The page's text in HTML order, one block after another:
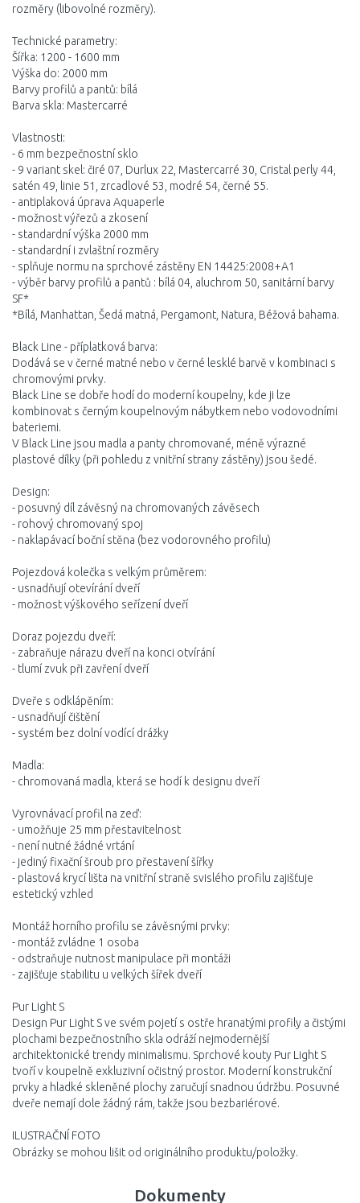
rozměry (libovolné rozměry).
Technické parametry:
Šířka: 1200 - 1600 mm
Výška do: 2000 mm
Barvy profilů a pantů: bílá
Barva skla: Mastercarré
Vlastnosti:
- 6 mm bezpečnostní sklo
- 9 variant skel: čiré 07, Durlux 22, Mastercarré 30, Cristal perly 44,
satén 49, linie 51, zrcadlové 53, modré 54, černé 55.
- antiplaková úprava Aquaperle
- možnost výřezů a zkosení
- standardní výška 2000 mm
- standardní i zvlaštní rozměry
- splňuje normu na sprchové zástěny EN 14425:2008+A1
- výběr barvy profilů a pantů : bílá 04, aluchrom 50, sanitární barvy
SF*
*Bílá, Manhattan, Šedá matná, Pergamont, Natura, Béžová bahama.
Black Line - příplatková barva:
Dodává se v černé matné nebo v černé lesklé barvě v kombinaci s
chromovými prvky.
Black Line se dobře hodí do moderní koupelny, kde ji lze
kombinovat s černým koupelnovým nábytkem nebo vodovodními
bateriemi.
V Black Line jsou madla a panty chromované, méně výrazné
plastové dílky (při pohledu z vnitřní strany zástěny) jsou šedé.
Design:
- posuvný díl závěsný na chromovaných závěsech
- rohový chromovaný spoj
- naklapávací boční stěna (bez vodorovného profilu)
Pojezdová kolečka s velkým průměrem:
- usnadňují otevírání dveří
- možnost výškového seřízení dveří
Doraz pojezdu dveří:
- zabraňuje nárazu dveří na konci otvírání
- tlumí zvuk při zavření dveří
Dveře s odklápěním:
- usnadňují čištění
- systém bez dolní vodící drážky
Madla:
- chromovaná madla, která se hodí k designu dveří
Vyrovnávací profil na zeď:
- umožňuje 25 mm přestavitelnost
- není nutné žádné vrtání
- jediný fixační šroub pro přestavení šířky
- plastová krycí lišta na vnitřní straně svislého profilu zajišťuje
estetický vzhled
Montáž horního profilu se závěsnými prvky:
- montáž zvládne 1 osoba
- odstraňuje nutnost manipulace při montáži
- zajišťuje stabilitu u velkých šířek dveří
Pur Light S
Design Pur Light S ve svém pojetí s ostře hranatými profily a čistými
plochami bezpečnostního skla odráží nejmodernější
architektonické trendy minimalismu. Sprchové kouty Pur Light S
tvoří v koupelně exkluzivní očistný prostor. Moderní konstrukční
prvky a hladké skleněné plochy zaručují snadnou údržbu. Posuvné
dveře nemají dole žádný rám, takže jsou bezbariérové.
ILUSTRAČNÍ FOTO
Obrázky se mohou lišit od originálního produktu/položky.
Dokumenty